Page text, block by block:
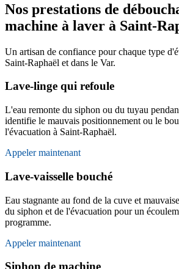
Nos prestations de
machine à laver à Saint-
Un artisan de confiance pour chaque type
Saint-Raphaël et dans le Var.
Lave-linge qui refoule
L'eau remonte du siphon ou du tuyau
identifie le mauvais positionnement ou le
l'évacuation à Saint-Raphaël.
Appeler maintenant
Lave-vaisselle bouché
Eau stagnante au fond de la cuve et
du siphon et de l'évacuation pour un
programme.
Appeler maintenant